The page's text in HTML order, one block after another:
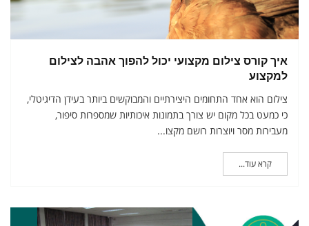
איך קורס צילום מקצועי יכול להפוך אהבה לצילום
למקצוע
צילום הוא אחד התחומים היצירתיים והמבוקשים ביותר בעידן הדיגיטלי,
כי כמעט בכל מקום יש צורך בתמונות איכותיות שמספרות סיפור,
מעבירות מסר ויוצרות רושם מקצו...
קרא עוד...